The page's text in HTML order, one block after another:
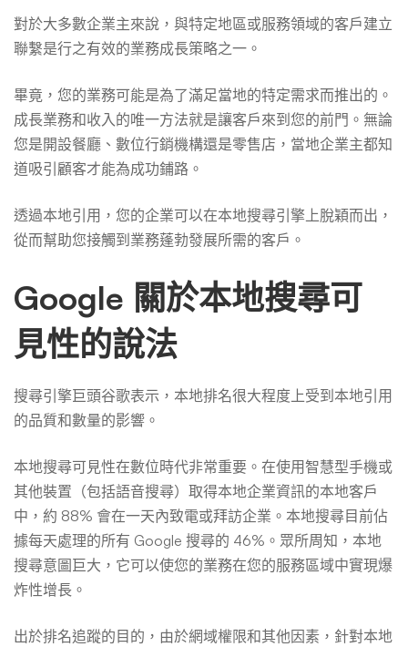
對於大多數企業主來說，與特定地區或服務領域的客戶建立
聯繫是行之有效的業務成長策略之一。
畢竟，您的業務可能是為了滿足當地的特定需求而推出的。
成長業務和收入的唯一方法就是讓客戶來到您的前門。無論
您是開設餐廳、數位行銷機構還是零售店，當地企業主都知
道吸引顧客才能為成功鋪路。
透過本地引用，您的企業可以在本地搜尋引擎上脫穎而出，
從而幫助您接觸到業務蓬勃發展所需的客戶。
Google 關於本地搜尋可
見性的說法
搜尋引擎巨頭谷歌表示，本地排名很大程度上受到本地引用
的品質和數量的影響。
本地搜尋可見性在數位時代非常重要。在使用智慧型手機或
其他裝置（包括語音搜尋）取得本地企業資訊的本地客戶
中，約 88% 會在一天內致電或拜訪企業。本地搜尋目前佔
據每天處理的所有 Google 搜尋的 46%。眾所周知，本地
搜尋意圖巨大，它可以使您的業務在您的服務區域中實現爆
炸性增長。
出於排名追蹤的目的，由於網域權限和其他因素，針對本地